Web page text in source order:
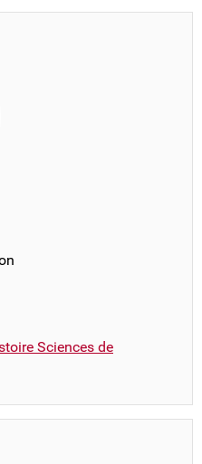
Sciences de